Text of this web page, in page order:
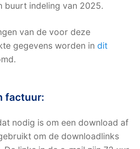
buurt indeling van 2025.
van de voor deze
gegevens worden in dit
factuur:
nodig is om een download af
om de downloadlinks